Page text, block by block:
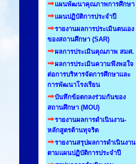
แผนพัฒนาคุณภาพการศึกษา
แผนปฏิบัติการประจำปี
รายงานผลการประเมินตนเอง
ของสถานศึกษา (SAR)
ผลการประเมินคุณภาพ สมศ.
ผลการประเมินความพึงพอใจ
ต่อการบริหารจัดการศึกษาและ
การพัฒนาโรงเรียน
บันทึกข้อตกลงร่วมกันของ
สถานศึกษา (MOU)
รายงานผลการดำเนินงาน-
หลักสูตรต้านทุจริต
รายงานสรุปผลการดำเนินงาน
ตามแผนปฏิบัติการประจำปี